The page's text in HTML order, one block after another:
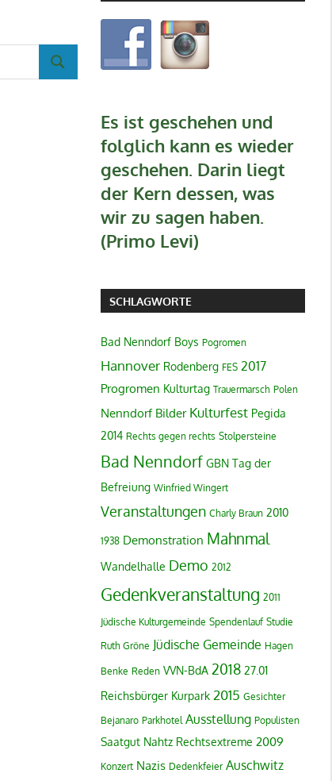
SUCHEN
Es ist geschehen und
folglich kann es wieder
geschehen. Darin liegt
der Kern dessen, was
wir zu sagen haben.
(Primo Levi)
SCHLAGWORTE
Bad Nenndorf Boys Pogromen
Hannover Rodenberg FES 2017
Progromen Kulturtag Trauermarsch Polen
Nenndorf Bilder Kulturfest Pegida
2014 Rechts gegen rechts Stolpersteine
Bad Nenndorf GBN Tag der
Befreiung Winfried Wingert
Veranstaltungen Charly Braun 2010
1938 Demonstration Mahnmal
Wandelhalle Demo 2012
Gedenkveranstaltung 2011
Jüdische Kulturgemeinde Spendenlauf Studie
Ruth Gröne Jüdische Gemeinde Hagen
Benke Reden VVN-BdA 2018 27.01
Reichsbürger Kurpark 2015 Gesichter
Bejanaro Parkhotel Ausstellung Populisten
Saatgut Nahtz Rechtsextreme 2009
Konzert Nazis Dedenkfeier Auschwitz